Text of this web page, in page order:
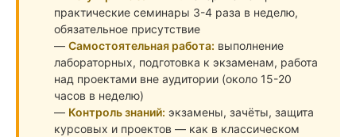
практические семинары 3-4 раза в неделю,
обязательное присутствие
Самостоятельная работа: выполнение
лабораторных, подготовка к экзаменам, работа
над проектами вне аудитории (около 15-20
часов в неделю)
Контроль знаний: экзамены, зачёты, защита
курсовых и проектов — как в классическом